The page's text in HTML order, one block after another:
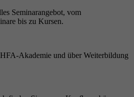
Seminarangebot, vom
bis zu Kursen.
Akademie und über Weiterbildung